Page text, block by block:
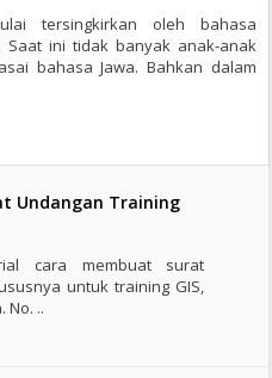
tersingkirkan oleh bahasa
ini tidak banyak anak-anak
bahasa Jawa. Bahkan dalam
Undangan Training
cara membuat surat
untuk training GIS,
No. ..